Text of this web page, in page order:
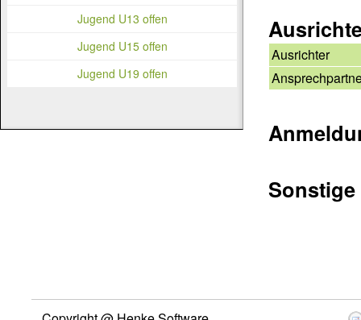
Ausrichter
Jugend U13 offen
Jugend U15 offen
Jugend U19 offen